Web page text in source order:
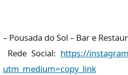
– Pousada do Sol – Bar e
Rede Social: https://
utm_medium=copy_link